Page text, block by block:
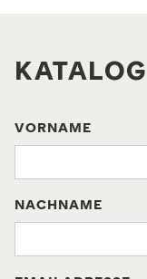
VORNAME
NACHNAME